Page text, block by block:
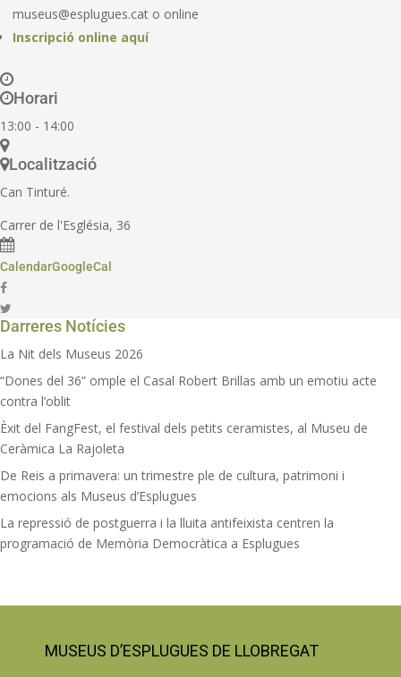
museus@esplugues.cat o online
Inscripció online aquí
Horari
13:00 - 14:00
Localització
Can Tinturé.
Carrer de l'Església, 36
CalendarGoogleCal
Darreres Notícies
La Nit dels Museus 2026
“Dones del 36” omple el Casal Robert Brillas amb un emotiu acte
contra l’oblit
Èxit del FangFest, el festival dels petits ceramistes, al Museu de
Ceràmica La Rajoleta
De Reis a primavera: un trimestre ple de cultura, patrimoni i
emocions als Museus d’Esplugues
La repressió de postguerra i la lluita antifeixista centren la
programació de Memòria Democràtica a Esplugues
MUSEUS D’ESPLUGUES DE LLOBREGAT